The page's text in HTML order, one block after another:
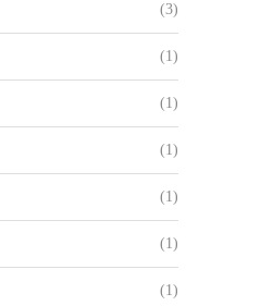
(3)
(1)
(1)
(1)
(1)
(1)
(1)